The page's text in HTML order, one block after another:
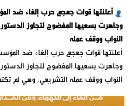
أعلنتها قوات جعجع حرب إلغاء ضد
وجاهرت بسعيها المفضوح لتجاوز
النواب ووقف عمله
أعلنتها قوات جعجع حرب إلغاء ضد
وجاهرت بسعيها المفضوح لتجاوز
النواب ووقف عمله التشريعي. وهي لم